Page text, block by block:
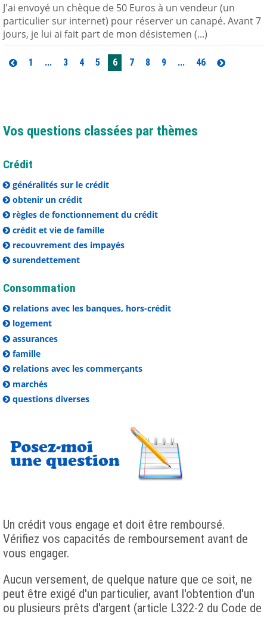
J'ai envoyé un chèque de 50 Euros à un vendeur (un
particulier sur internet) pour réserver un canapé. Avant 7
jours, je lui ai fait part de mon désistemen (...)
1 ... 3 4 5 6 7 8 9 ... 46
Vos questions classées par thèmes
Crédit
généralités sur le crédit
obtenir un crédit
règles de fonctionnement du crédit
crédit et vie de famille
recouvrement des impayés
surendettement
Consommation
relations avec les banques, hors-crédit
logement
assurances
famille
relations avec les commerçants
marchés
questions diverses
Un crédit vous engage et doit être remboursé.
Vérifiez vos capacités de remboursement avant de
vous engager.
Aucun versement, de quelque nature que ce soit, ne
peut être exigé d'un particulier, avant l'obtention d'un
ou plusieurs prêts d'argent (article L322-2 du Code de